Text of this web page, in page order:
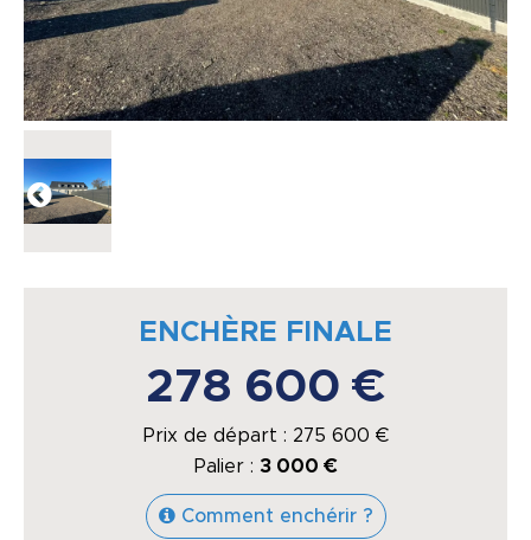
ENCHÈRE FINALE
278 600 €
Prix de départ : 275 600 €
Palier : 3 000 €
Comment enchérir ?